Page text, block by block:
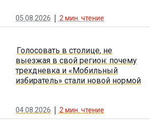
05.08.2026 2 мин. чтение
Голосовать в столице, не
выезжая в свой регион: почему
трехдневка и «Мобильный
избиратель» стали новой нормой
04.08.2026 2 мин. чтение